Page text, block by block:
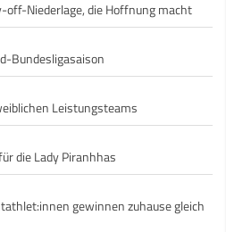
off-Niederlage, die Hoffnung macht
Bundesligasaison
Leistungsteams
die Lady Piranhhas
gewinnen zuhause gleich